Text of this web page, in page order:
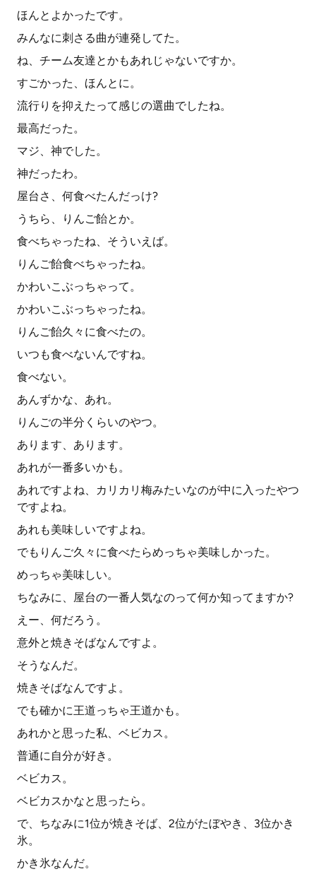
ほんとよかったです。
みんなに刺さる曲が連発してた。
ね、チーム友達とかもあれじゃないですか。
すごかった、ほんとに。
流行りを抑えたって感じの選曲でしたね。
最高だった。
マジ、神でした。
神だったわ。
屋台さ、何食べたんだっけ?
うちら、りんご飴とか。
食べちゃったね、そういえば。
りんご飴食べちゃったね。
かわいこぶっちゃって。
かわいこぶっちゃったね。
りんご飴久々に食べたの。
いつも食べないんですね。
食べない。
あんずかな、あれ。
りんごの半分くらいのやつ。
あります、あります。
あれが一番多いかも。
あれですよね、カリカリ梅みたいなのが中に入ったやつ
ですよね。
あれも美味しいですよね。
でもりんご久々に食べたらめっちゃ美味しかった。
めっちゃ美味しい。
ちなみに、屋台の一番人気なのって何か知ってますか?
えー、何だろう。
意外と焼きそばなんですよ。
そうなんだ。
焼きそばなんですよ。
でも確かに王道っちゃ王道かも。
あれかと思った私、ベビカス。
普通に自分が好き。
ベビカス。
ベビカスかなと思ったら。
で、ちなみに1位が焼きそば、2位がたぼやき、3位かき
氷。
かき氷なんだ。